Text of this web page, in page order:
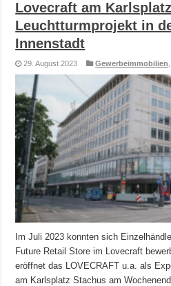
Lovecraft am
Leuchtturmprojekt in
Innenstadt
29. August 2023 Gewerbeimmobilien
Im Juli 2023 konnten sich
Future Retail Store im Lovecraft
eröffnet das LOVECRAFT u.a. als
am Karlsplatz Stachus am